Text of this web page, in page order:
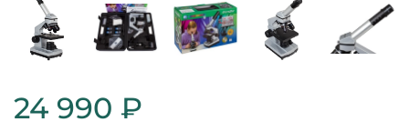
24 990 ₽